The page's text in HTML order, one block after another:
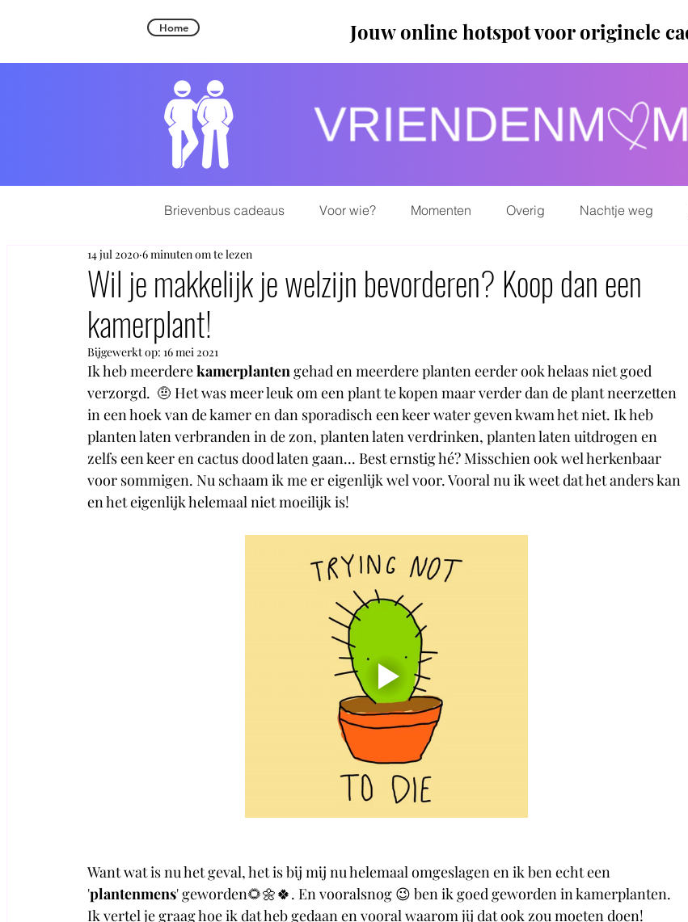
Home Jouw online hotspot voor originele
Brievenbus cadeaus Voor wie? Momenten Overig Nachtje weg
Wil je makkelijk je welzijn bevorderen? Koop dan een
kamerplant!
14 jul 2020 6 minuten om te lezen
Bijgewerkt op: 16 mei 2021
Ik heb meerdere kamerplanten gehad en meerdere planten eerder ook helaas niet goed
verzorgd.  🤨 Het was meer leuk om een plant te kopen maar verder dan de plant neerzetten
in een hoek van de kamer en dan sporadisch een keer water geven kwam het niet. Ik heb
planten laten verbranden in de zon, planten laten verdrinken, planten laten uitdrogen en
zelfs een keer en cactus dood laten gaan... Best ernstig hé? Misschien ook wel herkenbaar
voor sommigen. Nu schaam ik me er eigenlijk wel voor. Vooral nu ik weet dat het anders kan
en het eigenlijk helemaal niet moeilijk is!
Want wat is nu het geval, het is bij mij nu helemaal omgeslagen en ik ben echt een
'plantenmens' geworden🌻🌼🍀. En vooralsnog 😉 ben ik goed geworden in kamerplanten.
Ik vertel je graag hoe ik dat heb gedaan en vooral waarom jij dat ook zou moeten doen!